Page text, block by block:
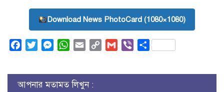
Download News PhotoCard (1080×1080)
FacebookTwitterMessenger
WhatsApp
Email
Copy
Gmail ViberShare
আপনার মতামত লিখুন :